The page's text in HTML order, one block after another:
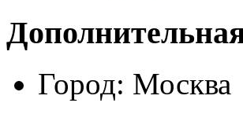
Город: Москва